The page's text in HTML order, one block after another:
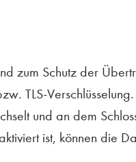
zum Schutz der
TLS-
und an dem
ist, können die